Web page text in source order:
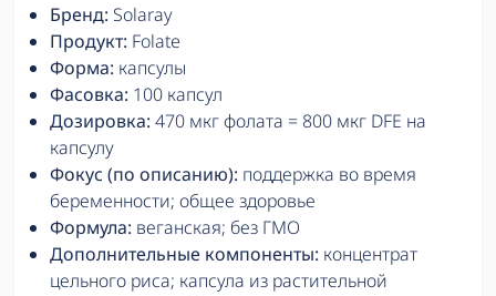
Бренд: Solaray
Продукт: Folate
Форма: капсулы
Фасовка: 100 капсул
Дозировка: 470 мкг фолата = 800 мкг DFE на
капсулу
Фокус (по описанию): поддержка во время
беременности; общее здоровье
Формула: веганская; без ГМО
Дополнительные компоненты: концентрат
цельного риса; капсула из растительной